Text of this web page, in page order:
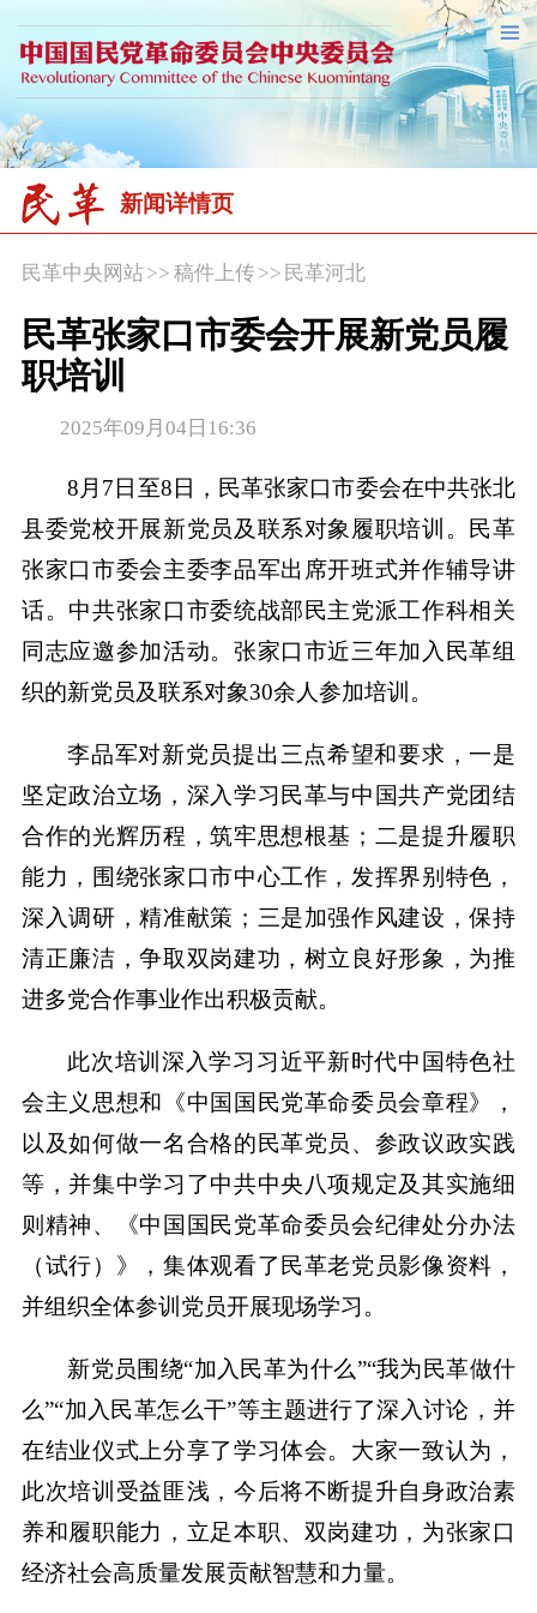
新闻详情页
民革中央网站>> 稿件上传 >> 民革河北
民革张家口市委会开展新党员履
职培训
2025年09月04日16:36
8月7日至8日，民革张家口市委会在中共张北
县委党校开展新党员及联系对象履职培训。民革
张家口市委会主委李品军出席开班式并作辅导讲
话。中共张家口市委统战部民主党派工作科相关
同志应邀参加活动。张家口市近三年加入民革组
织的新党员及联系对象30余人参加培训。
李品军对新党员提出三点希望和要求，一是
坚定政治立场，深入学习民革与中国共产党团结
合作的光辉历程，筑牢思想根基；二是提升履职
能力，围绕张家口市中心工作，发挥界别特色，
深入调研，精准献策；三是加强作风建设，保持
清正廉洁，争取双岗建功，树立良好形象，为推
进多党合作事业作出积极贡献。
此次培训深入学习习近平新时代中国特色社
会主义思想和《中国国民党革命委员会章程》，
以及如何做一名合格的民革党员、参政议政实践
等，并集中学习了中共中央八项规定及其实施细
则精神、《中国国民党革命委员会纪律处分办法
（试行）》，集体观看了民革老党员影像资料，
并组织全体参训党员开展现场学习。
新党员围绕“加入民革为什么”“我为民革做什
么”“加入民革怎么干”等主题进行了深入讨论，并
在结业仪式上分享了学习体会。大家一致认为，
此次培训受益匪浅，今后将不断提升自身政治素
养和履职能力，立足本职、双岗建功，为张家口
经济社会高质量发展贡献智慧和力量。